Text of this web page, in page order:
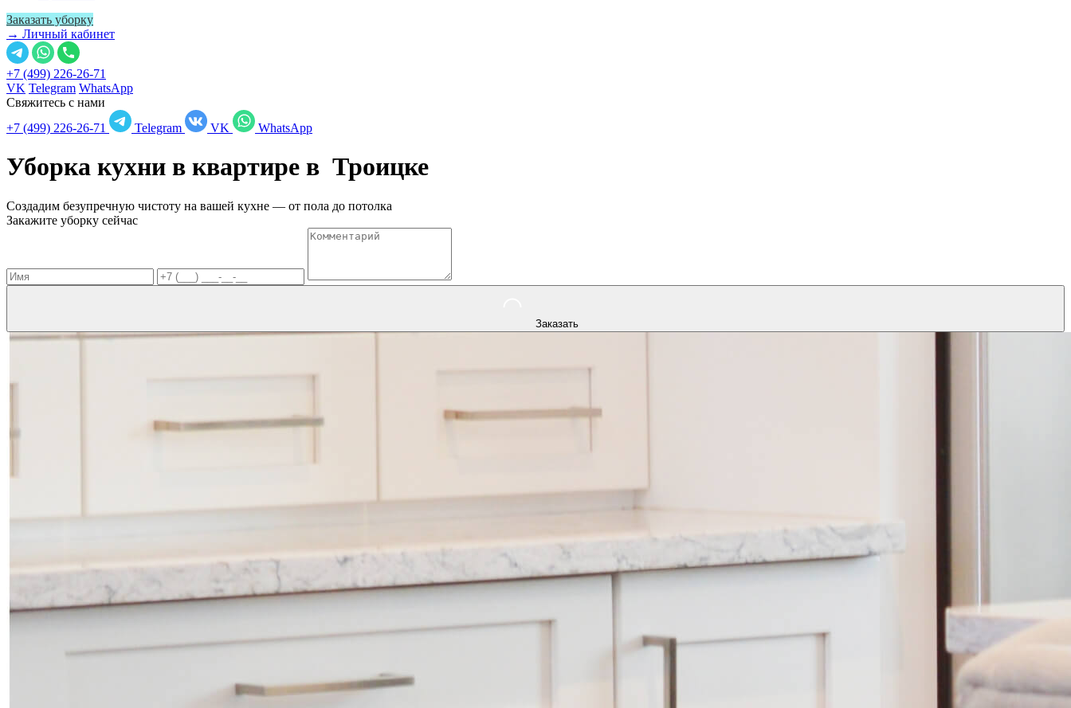
Заказать уборку
→ Личный кабинет
+7 (499) 226-26-71
VK Telegram WhatsApp
Свяжитесь с нами
+7 (499) 226-26-71
Telegram VK WhatsApp
Уборка кухни в квартире в Троицке
Создадим безупречную чистоту на вашей кухне — от пола до потолка
Закажите уборку сейчас
Заказать